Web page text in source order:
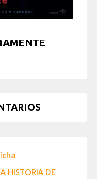
HISTORIA DE